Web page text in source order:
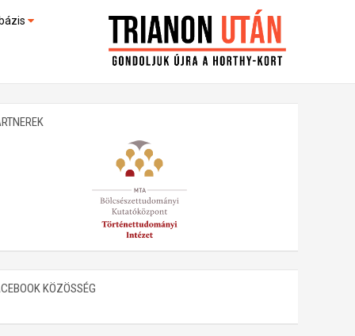
(feltöltés alatt)
KÖZÖSSÉG